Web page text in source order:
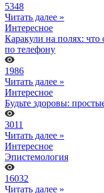
5348
Читать далее »
Интересное
Каракули на полях: что
по телефону
1986
Читать далее »
Интересное
Будьте здоровы:
3011
Читать далее »
Интересное
Эпистемология
16032
Читать далее »